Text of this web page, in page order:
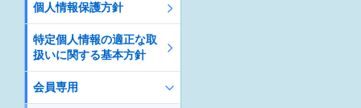
個人情報保護方針
特定個人情報の適正な取
扱いに関する基本方針
会員専用